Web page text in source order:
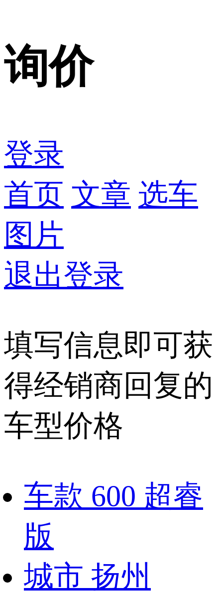
询价
登录
首页 文章 选车
图片
退出登录
填写信息即可获
得经销商回复的
车型价格
车款 600 超睿
版
城市 扬州